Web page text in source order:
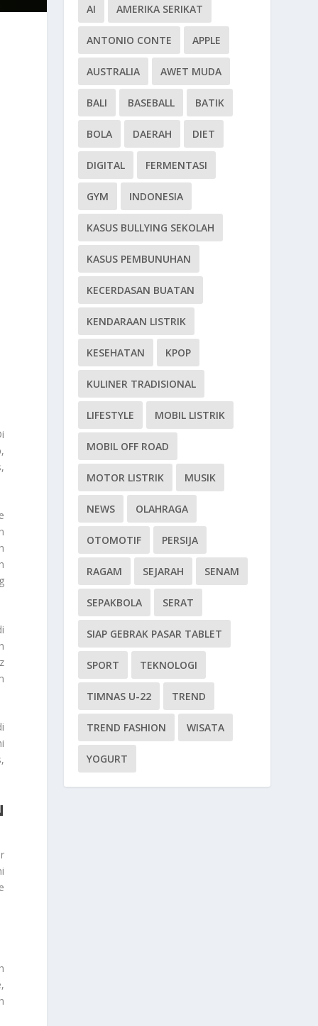
AI AMERIKA SERIKAT
ANTONIO CONTE APPLE
AUSTRALIA AWET MUDA
BALI BASEBALL BATIK
BOLA DAERAH DIET
DIGITAL FERMENTASI
GYM INDONESIA
KASUS BULLYING SEKOLAH
KASUS PEMBUNUHAN
KECERDASAN BUATAN
KENDARAAN LISTRIK
KESEHATAN KPOP
KULINER TRADISIONAL
LIFESTYLE MOBIL LISTRIK
MOBIL OFF ROAD
MOTOR LISTRIK MUSIK
NEWS OLAHRAGA
OTOMOTIF PERSIJA
RAGAM SEJARAH SENAM
SEPAKBOLA SERAT
SIAP GEBRAK PASAR TABLET
SPORT TEKNOLOGI
TIMNAS U-22 TREND
TREND FASHION WISATA
YOGURT